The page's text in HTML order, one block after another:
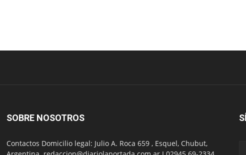
SOBRE NOSOTROS
Contactos Domicilio legal: Julio A. Roca 659 , Esquel, Chubut,